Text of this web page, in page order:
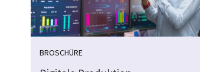
BROSCHÜRE